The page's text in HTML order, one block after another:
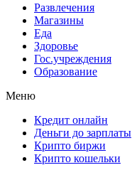
Развлечения
Магазины
Еда
Здоровье
Гос.учреждения
Образование
Меню
Кредит онлайн
Деньги до зарплаты
Крипто биржи
Крипто кошельки